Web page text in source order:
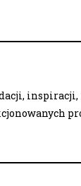
inspiracji,